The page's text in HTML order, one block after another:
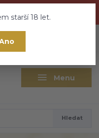
a ještě mnohem víc
starší 18 let.
Menu
Hledat